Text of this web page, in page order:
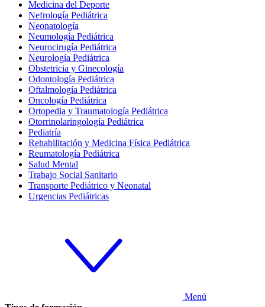
Medicina del Deporte
Nefrología Pediátrica
Neonatología
Neumología Pediátrica
Neurocirugía Pediátrica
Neurología Pediátrica
Obstetricia y Ginecología
Odontología Pediátrica
Oftalmología Pediátrica
Oncología Pediátrica
Ortopedia y Traumatología Pediátrica
Otorrinolaringología Pediátrica
Pediatría
Rehabilitación y Medicina Física Pediátrica
Reumatología Pediátrica
Salud Mental
Trabajo Social Sanitario
Transporte Pediátrico y Neonatal
Urgencias Pediátricas
Menú